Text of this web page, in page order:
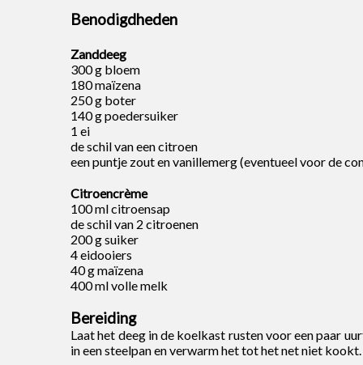
Benodigdheden
Zanddeeg
300 g bloem
180 maïzena
250 g boter
140 g poedersuiker
1 ei
de schil van een citroen
een puntje zout en vanillemerg (eventueel voor de
Citroencrème
100 ml citroensap
de schil van 2 citroenen
200 g suiker
4 eidooiers
40 g maïzena
400 ml volle melk
Bereiding
Laat het deeg in de koelkast rusten voor een paar
in een steelpan en verwarm het tot het net niet kookt.